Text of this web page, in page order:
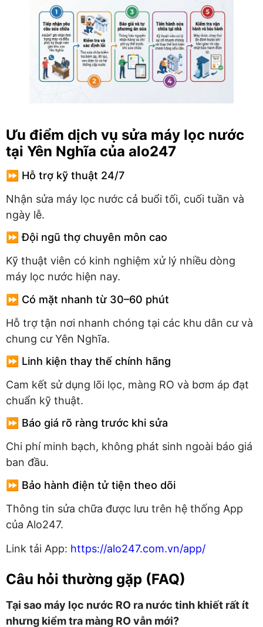
Ưu điểm dịch vụ sửa máy lọc nước
tại Yên Nghĩa của alo247
⏩ Hỗ trợ kỹ thuật 24/7
Nhận sửa máy lọc nước cả buổi tối, cuối tuần và
ngày lễ.
⏩ Đội ngũ thợ chuyên môn cao
Kỹ thuật viên có kinh nghiệm xử lý nhiều dòng
máy lọc nước hiện nay.
⏩ Có mặt nhanh từ 30–60 phút
Hỗ trợ tận nơi nhanh chóng tại các khu dân cư và
chung cư Yên Nghĩa.
⏩ Linh kiện thay thế chính hãng
Cam kết sử dụng lõi lọc, màng RO và bơm áp đạt
chuẩn kỹ thuật.
⏩ Báo giá rõ ràng trước khi sửa
Chi phí minh bạch, không phát sinh ngoài báo giá
ban đầu.
⏩ Bảo hành điện tử tiện theo dõi
Thông tin sửa chữa được lưu trên hệ thống App
của Alo247.
Link tải App: https://alo247.com.vn/app/
Câu hỏi thường gặp (FAQ)
Tại sao máy lọc nước RO ra nước tinh khiết rất ít
nhưng kiểm tra màng RO vẫn mới?